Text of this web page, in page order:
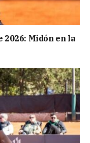
2026: Midón en la